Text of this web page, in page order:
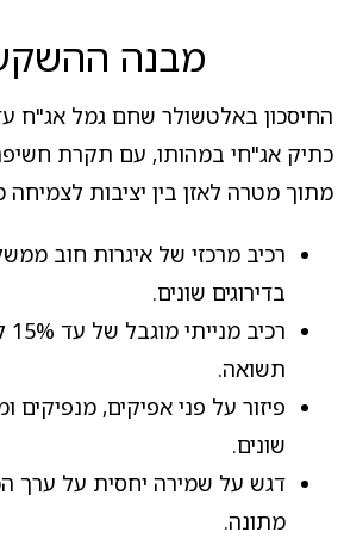
מבנה
מתוך מטרה לאזן בין יציבות לצמיחה
רכיב מרכזי של איגרות חוב
בדירוגים שונים.
תשואה.
פיזור על פני אפיקים, מנפיקים
שונים.
דגש על שמירה יחסית על ערך
מתונה.